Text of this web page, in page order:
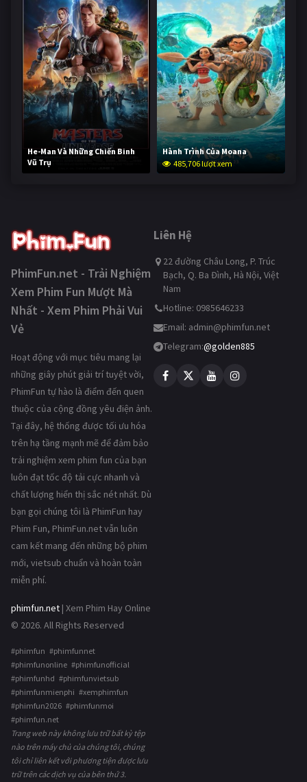
He-Man Và Những Chiến Binh
Vũ Trụ
233,479 lượt xem
Hành Trình Của Moana
485,706 lượt xem
PhimFun.net - Trải Nghiệm
Xem Phim Fun Mượt Mà
Nhất - Xem Phim Phải Vui
Vẻ
Hoạt động với mục tiêu mang lại
những giây phút giải trí tuyệt vời,
PhimFun tự hào là điểm đến quen
thuộc của cộng đồng yêu điện ảnh.
Tại đây, hệ thống được tối ưu hóa
trên hạ tầng mạnh mẽ để đảm bảo
trải nghiệm xem phim fun của bạn
luôn đạt tốc độ tải cực nhanh và
chất lượng hiển thị sắc nét nhất. Dù
bạn gọi chúng tôi là PhimFun hay
Phim Fun, PhimFun.net vẫn luôn
cam kết mang đến những bộ phim
mới, vietsub chuẩn và hoàn toàn
miễn phí.
phimfun.net | Xem Phim Hay Online
© 2026. All Rights Reserved
#phimfun #phimfunnet
#phimfunonline #phimfunofficial
#phimfunhd #phimfunvietsub
#phimfunmienphi #xemphimfun
#phimfun2026 #phimfunmoi
#phimfun.net
Trang web này không lưu trữ bất kỳ tệp
nào trên máy chủ của chúng tôi, chúng
tôi chỉ liên kết với phương tiện được lưu
trữ trên các dịch vụ của bên thứ 3.
Liên Hệ
22 đường Châu Long, P. Trúc
Bạch, Q. Ba Đình, Hà Nội, Việt
Nam
Hotline: 0985646233
Email: admin@phimfun.net
Telegram:@golden885